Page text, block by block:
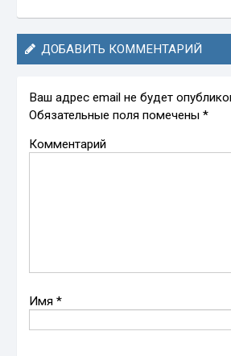
ДОБАВИТЬ КОММЕНТАРИЙ
Ваш адрес email не будет
Обязательные поля помечены*
Комментарий
Имя*